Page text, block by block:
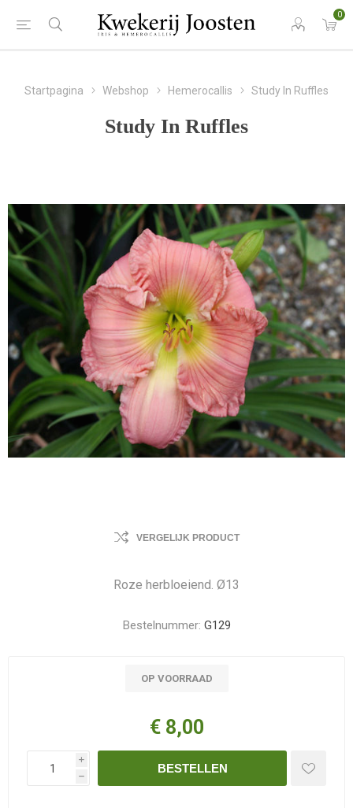
0
Startpagina Webshop Hemerocallis Study In Ruffles
Study In Ruffles
VERGELIJK PRODUCT
Roze herbloeiend. Ø13
Bestelnummer: G129
OP VOORRAAD
€ 8,00
i
h
BESTELLEN